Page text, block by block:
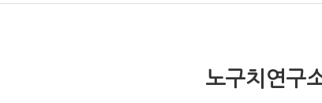
노구치연구